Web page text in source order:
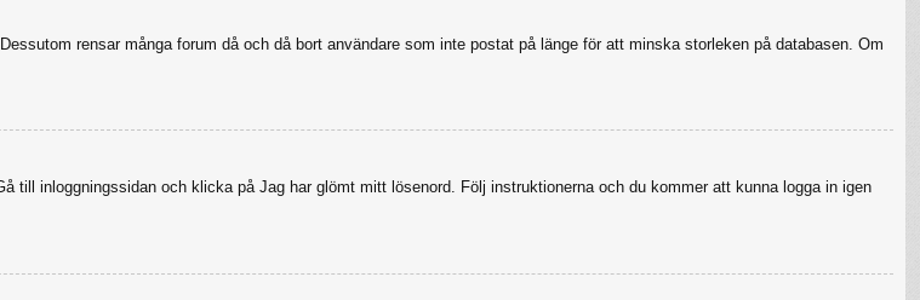
rensar många forum då och då bort användare som inte postat på länge för att minska storleken på databasen. Om
till inloggningssidan och klicka på Jag har glömt mitt lösenord. Följ instruktionerna och du kommer att kunna logga in igen